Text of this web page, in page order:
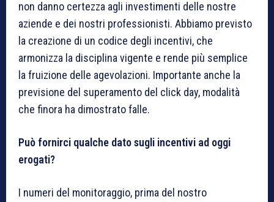
non danno certezza agli investimenti delle nostre
aziende e dei nostri professionisti. Abbiamo previsto
la creazione di un codice degli incentivi, che
armonizza la disciplina vigente e rende più semplice
la fruizione delle agevolazioni. Importante anche la
previsione del superamento del click day, modalità
che finora ha dimostrato falle.
Può fornirci qualche dato sugli incentivi ad oggi
erogati?
I numeri del monitoraggio, prima del nostro